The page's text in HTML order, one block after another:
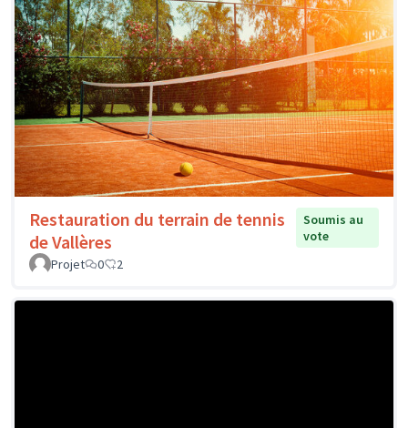
Restauration du terrain de tennis
de Vallères
Soumis au
vote
Projet
0 2